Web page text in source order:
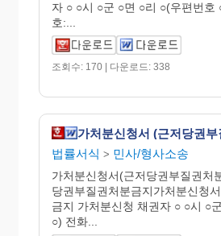
자 ○ ○시 ○군 ○면 ○리 ○(우편번호
호:...
조회수: 170 | 다운로드: 338
가처분신청서 (근저당권
법률서식 > 민사/형사소송
가처분신청서(근저당권부질권처
당권부질권처분금지가처분신청
금지 가처분신청 채권자 ○ ○시 ○
○) 전화...